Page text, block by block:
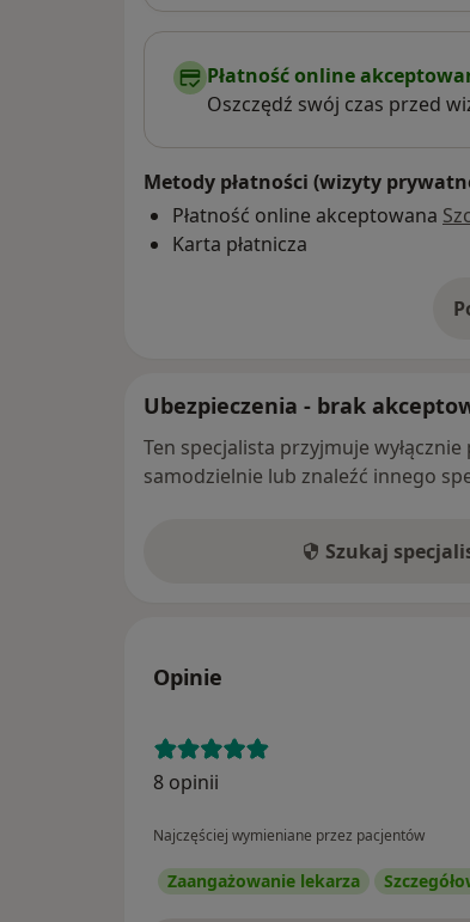
Płatność online
Oszczędź swój czas przed
Metody płatności (wizyty
Płatność online akceptowana
Karta płatnicza
Ubezpieczenia - brak
Ten specjalista przyjmuje
samodzielnie lub znaleźć innego
Szukaj
Opinie
8 opinii
Najczęściej wymieniane przez pacjentów
Zaangażowanie lekarza